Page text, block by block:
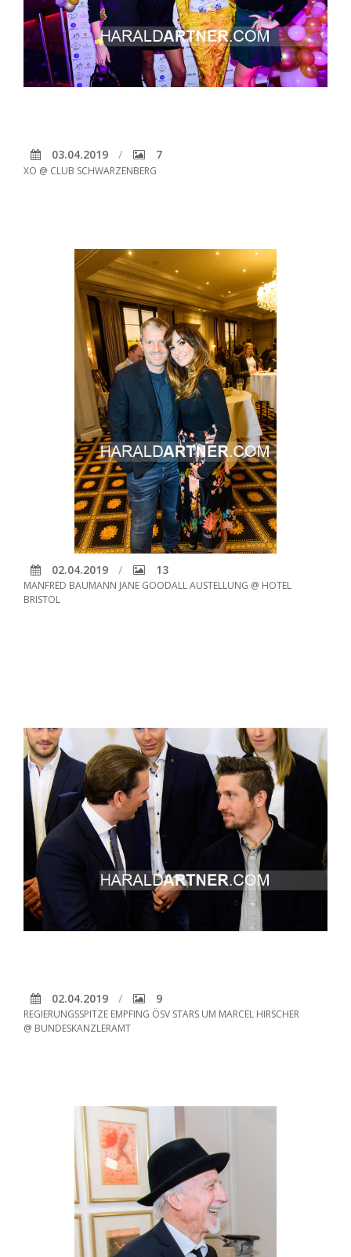
03.04.2019 7
XO @ CLUB SCHWARZENBERG
02.04.2019 13
MANFRED BAUMANN JANE GOODALL AUSTELLUNG @ HOTEL
BRISTOL
02.04.2019 9
REGIERUNGSSPITZE EMPFING ÖSV STARS UM MARCEL HIRSCHER
@ BUNDESKANZLERAMT